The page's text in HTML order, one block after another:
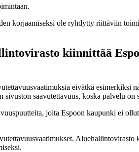
korjaamiseksi ole ryhdytty riittäviin
kiinnittää
eivätkä esimerkiksi
saavutettavuus, koska palvelu
joita Espoon kaupunki ei
Aluehallintovirasto